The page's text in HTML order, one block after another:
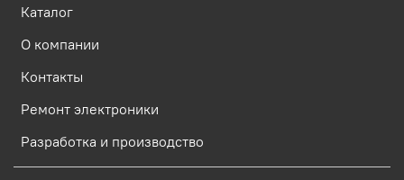
Каталог
О компании
Контакты
Ремонт электроники
Разработка и производство